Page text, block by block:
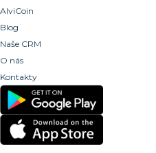
AlviCoin
Blog
Naše CRM
O nás
Kontakty